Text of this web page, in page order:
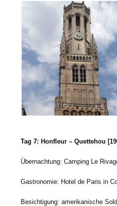
Tag 7: Honfleur – Quettehou
Übernachtung: Camping Le
Gastronomie: Hotel de Paris in
Besichtigung: amerikanische